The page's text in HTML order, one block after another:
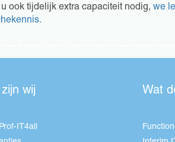
u ook tijdelijk extra capaciteit nodig, we
wij
IT4all
Wat